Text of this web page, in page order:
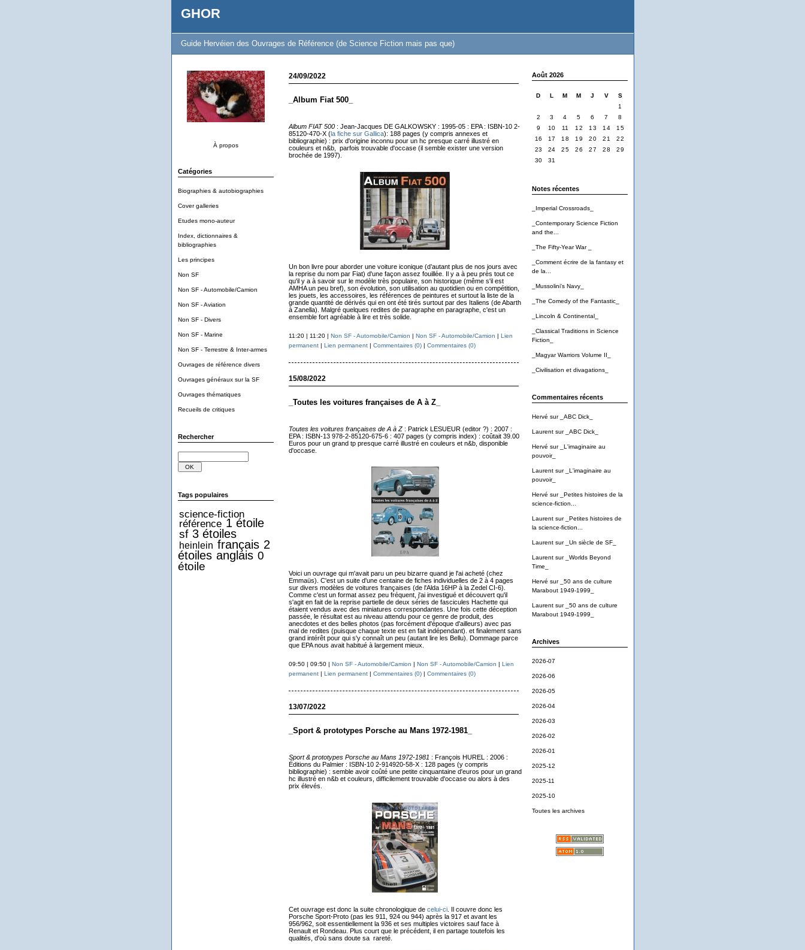
GHOR
Guide Hervéien des Ouvrages de Référence (de Science Fiction mais pas que)
À propos
Catégories
Biographies & autobiographies
Cover galleries
Etudes mono-auteur
Index, dictionnaires &
bibliographies
Les principes
Non SF
Non SF - Automobile/Camion
Non SF - Aviation
Non SF - Divers
Non SF - Marine
Non SF - Terrestre & Inter-armes
Ouvrages de référence divers
Ouvrages généraux sur la SF
Ouvrages thématiques
Recueils de critiques
Rechercher
Tags populaires
science-fiction
référence 1 étoile
sf 3 étoiles
heinlein français 2
étoiles anglais 0
étoile
Août 2026
D L M M J V
S
1
2
3 4 5 6 7
8
9
10 11 12 13 14
15
16
17 18 19 20 21
22
23
24 25 26 27 28
29
30
31
Notes récentes
_Imperial Crossroads_
_Contemporary Science Fiction
and the...
_The Fifty-Year War _
_Comment écrire de la fantasy et
de la...
_Mussolini's Navy_
_The Comedy of the Fantastic_
_Lincoln & Continental_
_Classical Traditions in Science
Fiction_
_Magyar Warriors Volume II_
_Civilisation et divagations_
Commentaires récents
Hervé sur _ABC Dick_
Laurentsur _ABC Dick_
Hervé sur
_L'imaginaire au
pouvoir_
Laurentsur
_L'imaginaire au
pouvoir_
Hervé sur
_Petites histoires de la
science-fiction...
Laurentsur
_Petites histoires de
la science-fiction...
Laurentsur _Un siècle de SF_
Laurentsur
_Worlds Beyond
Time_
Hervé sur
_50 ans de culture
Marabout 1949-1999_
Laurentsur
_50 ans de culture
Marabout 1949-1999_
Archives
2026-07
2026-06
2026-05
2026-04
2026-03
2026-02
2026-01
2025-12
2025-11
2025-10
Toutes les archives
24/09/2022
_Album Fiat 500_
Album FIAT 500: Jean-Jacques DE GALKOWSKY : 1995-05 : EPA : ISBN-10 2-
85120-470-X (la fiche sur Gallica): 188 pages (y compris annexes et
bibliographie) : prix d'origine inconnu pour un hc presque carré illustré en
couleurs et n&b, parfois trouvable d'occase (il semble exister une version
brochée de 1997).
Un bon livre pour aborder une voiture iconique (d’autant plus de nos jours avec
la reprise du nom par Fiat) d'une façon assez fouillée. Il y a à peu près tout ce
qu'il y a à savoir sur le modèle très populaire, son historique (même s'il est
AMHA un peu bref), son évolution, son utilisation au quotidien ou en compétition,
les jouets, les accessoires, les références de peintures et surtout la liste de la
grande quantité de dérivés qui en ont été tirés surtout par des Italiens (de Abarth
à Zanella). Malgré quelques redites de paragraphe en paragraphe, c'est un
ensemble fort agréable à lire et très solide.
11:20 | 11:20 | Non SF - Automobile/Camion | Non SF - Automobile/Camion | Lien
permanent| Lien permanent| Commentaires (0)| Commentaires (0)
15/08/2022
_Toutes les voitures françaises de A à Z_
Toutes les voitures françaises de A à Z: Patrick LESUEUR (editor ?) : 2007 :
EPA : ISBN-13 978-2-85120-675-6 : 407 pages (y compris index) : coûtait 39.00
Euros pour un grand tp presque carré illustré en couleurs et n&b, disponible
d'occase.
Voici un ouvrage qui m'avait paru un peu bizarre quand je l'ai acheté (chez
Emmaüs). C'est un suite d'une centaine de fiches individuelles de 2 à 4 pages
sur divers modèles de voitures françaises (de l'Alda 16HP à la Zedel CI-6).
Comme c'est un format assez peu fréquent, j'ai investigué et découvert qu'il
s'agit en fait de la reprise partielle de deux séries de fascicules Hachette qui
étaient vendus avec des miniatures correspondantes. Une fois cette déception
passée, le résultat est au niveau attendu pour ce genre de produit, des
anecdotes et des belles photos (pas forcément d'époque d'ailleurs) avec pas
mal de redites (puisque chaque texte est en fait indépendant). et finalement sans
grand intérêt pour qui s'y connaît un peu (autant lire les Bellu). Dommage parce
que EPA nous avait habitué à largement mieux.
09:50 | 09:50 | Non SF - Automobile/Camion | Non SF - Automobile/Camion | Lien
permanent| Lien permanent| Commentaires (0)| Commentaires (0)
13/07/2022
_Sport & prototypes Porsche au Mans 1972-1981_
Sport & prototypes Porsche au Mans 1972-1981 : François HUREL : 2006 :
Éditions du Palmier : ISBN-10 2-914920-58-X : 128 pages (y compris
bibliographie) : semble avoir coûté une petite cinquantaine d'euros pour un grand
hc illustré en n&b et couleurs, difficilement trouvable d'occase ou alors à des
prix élevés.
Cet ouvrage est donc la suite chronologique de celui-ci. Il couvre donc les
Porsche Sport-Proto (pas les 911, 924 ou 944) après la 917 et avant les
956/962, soit essentiellement la 936 et ses multiples victoires sauf face à
Renault et Rondeau. Plus court que le précédent, il en partage toutefois les
qualités, d'où sans doute sa rareté.